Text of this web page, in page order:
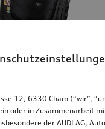
Audi Kindersitz i-Size
12, 6330 Cham (“wir”,
oder in Zusammenarbeit
der AUDI AG,